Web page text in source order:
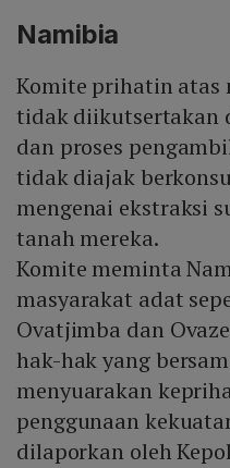
Namibia
Komite prihatin atas
tidak diikutsertakan
dan proses
tidak diajak
mengenai ekstraksi
tanah mereka.
Komite meminta
masyarakat adat
Ovatjimba dan
hak-hak yang
menyuarakan
penggunaan
dilaporkan oleh